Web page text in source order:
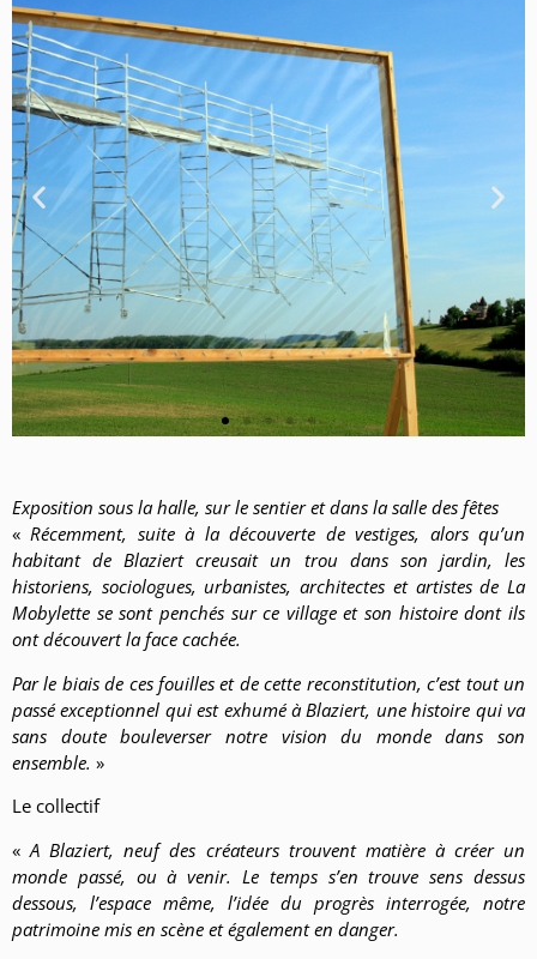
Exposition sous la halle, sur le sentier et dans la salle des fêtes
«Récemment, suite à la découverte de vestiges, alors qu’un
habitant de Blaziert creusait un trou dans son jardin, les
historiens, sociologues, urbanistes, architectes et artistes de La
Mobylette se sont penchés sur ce village et son histoire dont ils
ont découvert la face cachée.
Par le biais de ces fouilles et de cette reconstitution, c’est tout un
passé exceptionnel qui est exhumé à Blaziert, une histoire qui va
sans doute bouleverser notre vision du monde dans son
ensemble. »
Le collectif
«A Blaziert, neuf des créateurs trouvent matière à créer un
monde passé, ou à venir. Le temps s’en trouve sens dessus
dessous, l’espace même, l’idée du progrès interrogée, notre
patrimoine mis en scène et également en danger.